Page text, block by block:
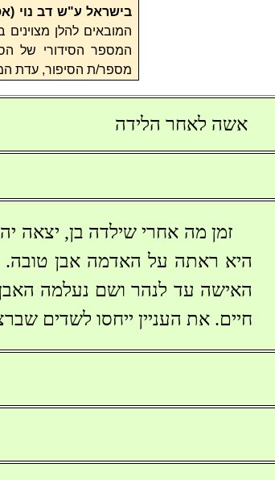
בישראל ע"ש דב נוי (
המובאים להלן
המספר הסידורי של
מספר/ת הסיפור, עדת
אשה לאחר הלידה
זמן מה אחרי שילדה בן, יצאה
היא ראתה על האדמה אבן
האישה עד לנהר ושם נעלמה
חיים. את העניין ייחסו לשדים